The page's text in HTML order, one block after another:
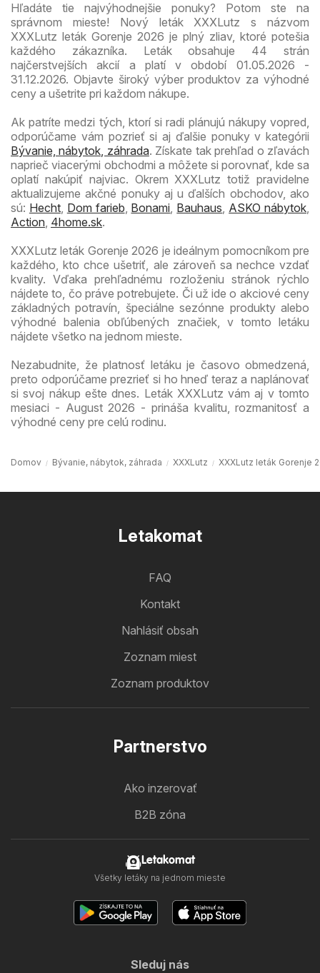
Hľadáte tie najvýhodnejšie ponuky? Potom ste na
správnom mieste! Nový leták XXXLutz s názvom
XXXLutz leták Gorenje 2026 je plný zliav, ktoré potešia
každého zákazníka. Leták obsahuje 44 strán
najčerstvejších akcií a platí v období 01.05.2026 -
31.12.2026. Objavte široký výber produktov za výhodné
ceny a ušetrite pri každom nákupe.
Ak patríte medzi tých, ktorí si radi plánujú nákupy vopred,
odporúčame vám pozrieť si aj ďalšie ponuky v kategórii
Bývanie, nábytok, záhrada. Získate tak prehľad o zľavách
naprieč viacerými obchodmi a môžete si porovnať, kde sa
oplatí nakúpiť najviac. Okrem XXXLutz totiž pravidelne
aktualizujeme akčné ponuky aj u ďalších obchodov, ako
sú: Hecht, Dom farieb, Bonami, Bauhaus, ASKO nábytok,
Action, 4home.sk.
XXXLutz leták Gorenje 2026 je ideálnym pomocníkom pre
každého, kto chce ušetriť, ale zároveň sa nechce vzdať
kvality. Vďaka prehľadnému rozloženiu stránok rýchlo
nájdete to, čo práve potrebujete. Či už ide o akciové ceny
základných potravín, špeciálne sezónne produkty alebo
výhodné balenia obľúbených značiek, v tomto letáku
nájdete všetko na jednom mieste.
Nezabudnite, že platnosť letáku je časovo obmedzená,
preto odporúčame prezrieť si ho hneď teraz a naplánovať
si svoj nákup ešte dnes. Leták XXXLutz vám aj v tomto
mesiaci - August 2026 - prináša kvalitu, rozmanitosť a
výhodné ceny pre celú rodinu.
Domov Bývanie, nábytok, záhrada XXXLutz XXXLutz leták Gorenje
Letakomat
FAQ
Kontakt
Nahlásiť obsah
Zoznam miest
Zoznam produktov
Partnerstvo
Ako inzerovať
B2B zóna
Letakomat
Všetky letáky na jednom mieste
Sleduj nás